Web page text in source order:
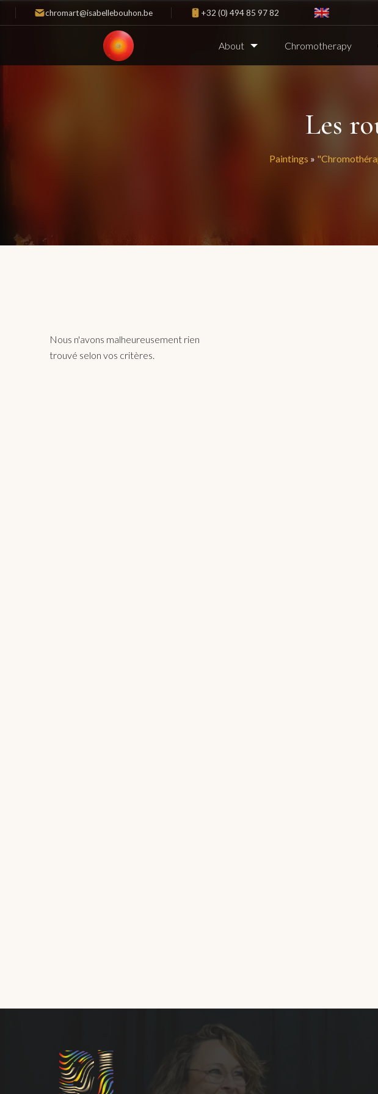
chromart@isabellebouhon.be +32 (0) 494 85 97 82
About Chromotherapy
Les
Paintings »
Nous n'avons malheureusement rien
trouvé selon vos critères.